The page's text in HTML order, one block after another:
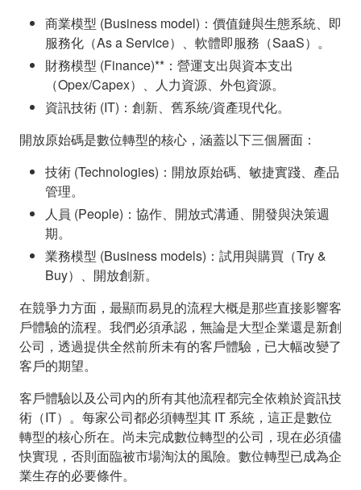
商業模型 (Business model)：價值鏈與生態系統、即
服務化（As a Service）、軟體即服務（SaaS）。
財務模型 (Finance)**：營運支出與資本支出
（Opex/Capex）、人力資源、外包資源。
資訊技術 (IT)：創新、舊系統/資產現代化。
開放原始碼是數位轉型的核心，涵蓋以下三個層面：
技術 (Technologies)：開放原始碼、敏捷實踐、產品
管理。
人員 (People)：協作、開放式溝通、開發與決策週
期。
業務模型 (Business models)：試用與購買（Try &
Buy）、開放創新。
在競爭力方面，最顯而易見的流程大概是那些直接影響客
戶體驗的流程。我們必須承認，無論是大型企業還是新創
公司，透過提供全然前所未有的客戶體驗，已大幅改變了
客戶的期望。
客戶體驗以及公司內的所有其他流程都完全依賴於資訊技
術（IT）。每家公司都必須轉型其 IT 系統，這正是數位
轉型的核心所在。尚未完成數位轉型的公司，現在必須儘
快實現，否則面臨被市場淘汰的風險。數位轉型已成為企
業生存的必要條件。